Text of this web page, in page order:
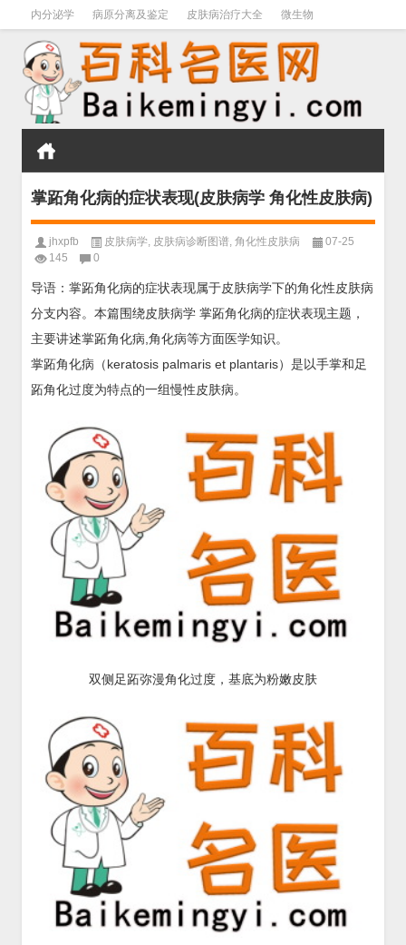
内分泌学 病原分离及鉴定 皮肤病治疗大全 微生物
皮肤病学 男科学 血液病学 心血管 口腔医学 禁戒毒品
掌跖角化病的症状表现(皮肤病学 角化性皮肤病)
jhxpfb 皮肤病学, 皮肤病诊断图谱, 角化性皮肤病
07-25
145
0
导语：掌跖角化病的症状表现属于皮肤病学下的角化性皮肤病
分支内容。本篇围绕皮肤病学 掌跖角化病的症状表现主题，
主要讲述掌跖角化病,角化病等方面医学知识。
掌跖角化病（keratosis palmaris et plantaris）是以手掌和足
跖角化过度为特点的一组慢性皮肤病。
双侧足跖弥漫角化过度，基底为粉嫩皮肤